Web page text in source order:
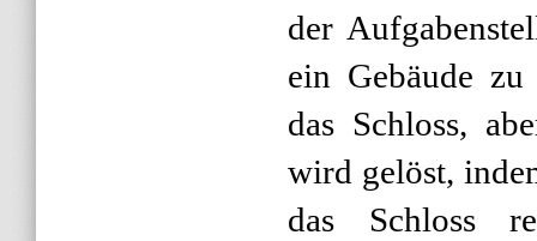
der
ein Gebäude
das Schloss,
wird gelöst,
das Schloss